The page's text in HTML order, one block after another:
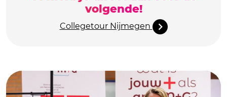
volgende!
Collegetour Nijmegen